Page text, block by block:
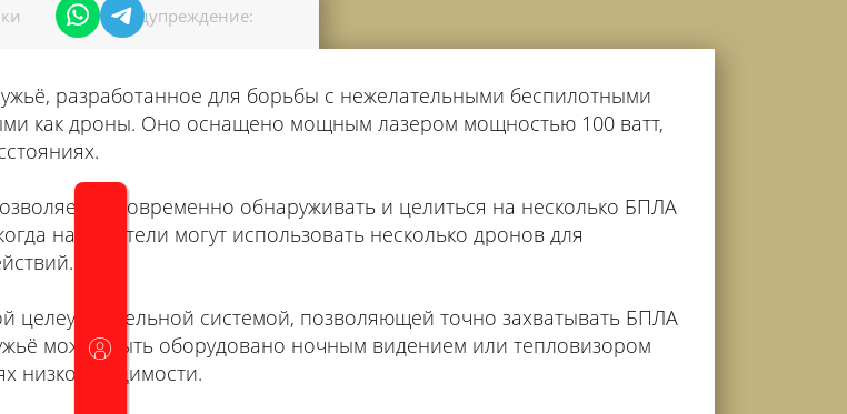
Предупреждение:
разработанное для борьбы с нежелательными беспилотными
как дроны. Оно оснащено мощным лазером мощностью 100 ватт,
одновременно обнаруживать и целиться на несколько БПЛА
нарушители могут использовать несколько дронов для
системой, позволяющей точно захватывать БПЛА
может быть оборудовано ночным видением или тепловизором
низкой видимости.